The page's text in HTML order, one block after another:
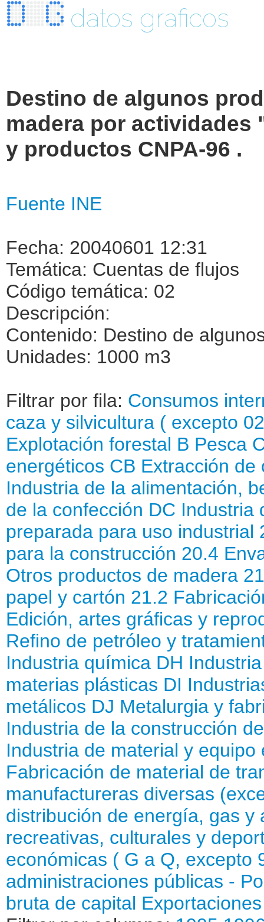
datos graficos
Destino de algunos
madera por actividades
y productos CNPA-96 .
Fuente INE
Fecha: 20040601 12:31
Temática: Cuentas de flujos
Código temática: 02
Descripción:
Contenido: Destino de
Unidades: 1000 m3
Filtrar por fila: Consumos
caza y silvicultura ( excepto
Explotación forestal B Pesca
energéticos CB Extracción
Industria de la alimentación,
de la confección DC Industria
preparada para uso industrial
para la construcción 20.4
Otros productos de madera
papel y cartón 21.2
Edición, artes gráficas y
Refino de petróleo y
Industria química DH
materias plásticas DI
metálicos DJ Metalurgia y
Industria de la construcción
Industria de material y
Fabricación de material de
manufactureras diversas
distribución de energía, gas y
recreativas, culturales y
económicas ( G a Q, excepto
administraciones públicas -
bruta de capital